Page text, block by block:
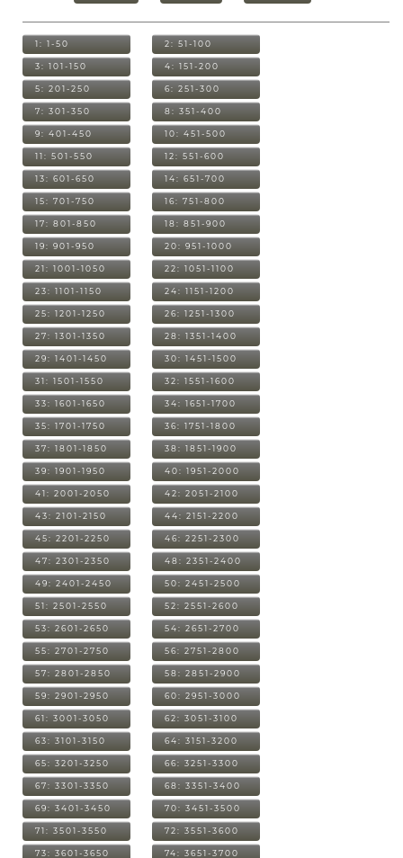
1: 1-50 2: 51-100
3: 101-150 4: 151-200
5: 201-250 6: 251-300
7: 301-350 8: 351-400
9: 401-450 10: 451-500
11: 501-550 12: 551-600
13: 601-650 14: 651-700
15: 701-750 16: 751-800
17: 801-850 18: 851-900
19: 901-950 20: 951-1000
21: 1001-1050 22: 1051-1100
23: 1101-1150 24: 1151-1200
25: 1201-1250 26: 1251-1300
27: 1301-1350 28: 1351-1400
29: 1401-1450 30: 1451-1500
31: 1501-1550 32: 1551-1600
33: 1601-1650 34: 1651-1700
35: 1701-1750 36: 1751-1800
37: 1801-1850 38: 1851-1900
39: 1901-1950 40: 1951-2000
41: 2001-2050 42: 2051-2100
43: 2101-2150 44: 2151-2200
45: 2201-2250 46: 2251-2300
47: 2301-2350 48: 2351-2400
49: 2401-2450 50: 2451-2500
51: 2501-2550 52: 2551-2600
53: 2601-2650 54: 2651-2700
55: 2701-2750 56: 2751-2800
57: 2801-2850 58: 2851-2900
59: 2901-2950 60: 2951-3000
61: 3001-3050 62: 3051-3100
63: 3101-3150 64: 3151-3200
65: 3201-3250 66: 3251-3300
67: 3301-3350 68: 3351-3400
69: 3401-3450 70: 3451-3500
71: 3501-3550 72: 3551-3600
73: 3601-3650 74: 3651-3700